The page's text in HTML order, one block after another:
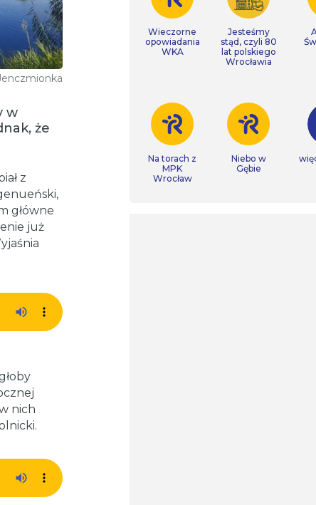
w
że
z
główne
już
nich
Wieczorne
opowiadania
WKA
Jesteśmy
stąd, czyli 80
lat polskiego
Wrocławia
Na torach z
MPK
Wrocław
Niebo w
Gębie